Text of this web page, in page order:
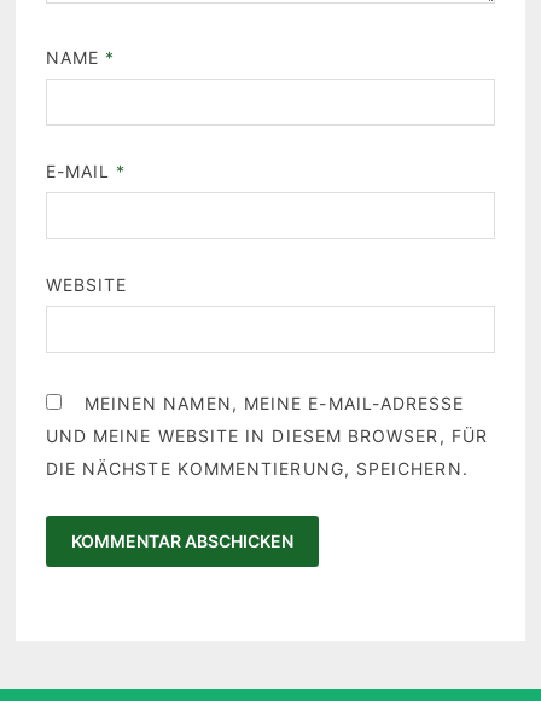
NAME *
E-MAIL *
WEBSITE
MEINEN NAMEN, MEINE E-MAIL-ADRESSE
UND MEINE WEBSITE IN DIESEM BROWSER, FÜR
DIE NÄCHSTE KOMMENTIERUNG, SPEICHERN.